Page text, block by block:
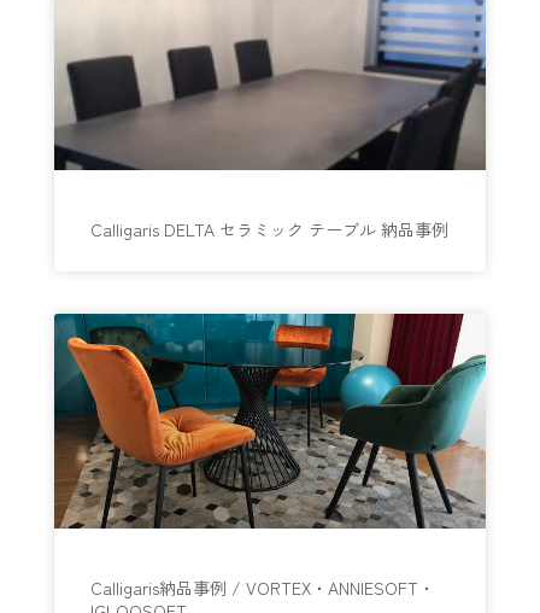
Calligaris DELTA セラミック テーブル 納品事例
Calligaris納品事例 / VORTEX・ANNIESOFT・